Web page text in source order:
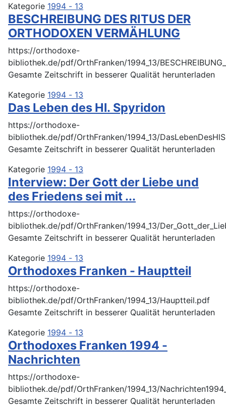
Kategorie 1994 - 13
BESCHREIBUNG DES RITUS DER
ORTHODOXEN VERMÄHLUNG
https://orthodoxe-
bibliothek.de/pdf/OrthFranken/1994_13/
Gesamte Zeitschrift in besserer Qualität herunterladen
Kategorie 1994 - 13
Das Leben des Hl. Spyridon
https://orthodoxe-
bibliothek.de/pdf/OrthFranken/1994_13/
Gesamte Zeitschrift in besserer Qualität herunterladen
Kategorie 1994 - 13
Interview: Der Gott der Liebe und
des Friedens sei mit ...
https://orthodoxe-
bibliothek.de/pdf/OrthFranken/1994_13/
Gesamte Zeitschrift in besserer Qualität herunterladen
Kategorie 1994 - 13
Orthodoxes Franken - Hauptteil
https://orthodoxe-
bibliothek.de/pdf/OrthFranken/1994_13/Hauptteil.pdf
Gesamte Zeitschrift in besserer Qualität herunterladen
Kategorie 1994 - 13
Orthodoxes Franken 1994 -
Nachrichten
https://orthodoxe-
bibliothek.de/pdf/OrthFranken/1994_13/
Gesamte Zeitschrift in besserer Qualität herunterladen